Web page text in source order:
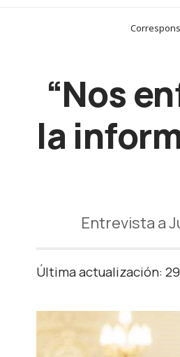
“Nos
la
Entrevista a
Última actualización: